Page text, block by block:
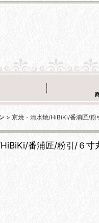
> 京焼・清水焼/HiBiKi/番浦匠/
番浦匠/粉引/６